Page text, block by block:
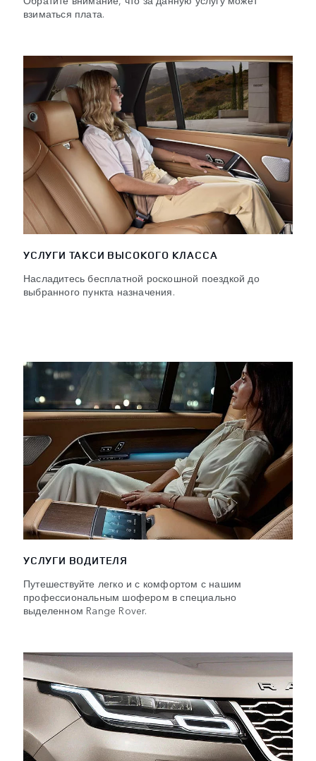
взиматься плата.
УСЛУГИ ТАКСИ ВЫСОКОГО КЛАССА
Насладитесь бесплатной роскошной поездкой до
выбранного пункта назначения.
УСЛУГИ ВОДИТЕЛЯ
Путешествуйте легко и с комфортом с нашим
профессиональным шофером в специально
выделенном Range Rover.